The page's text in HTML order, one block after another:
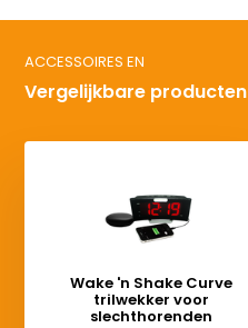
ACCESSOIRES EN
Vergelijkbare producten
Wake 'n Shake Curve
trilwekker voor
slechthorenden